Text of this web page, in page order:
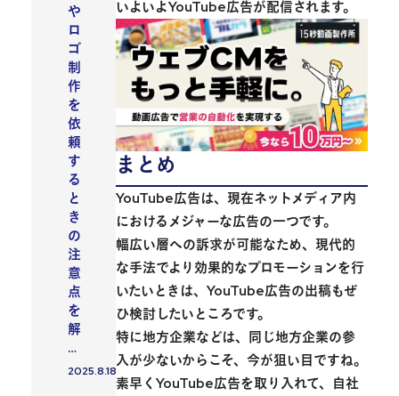
いよいよYouTube広告が配信されます。
まとめ
YouTube広告は、現在ネットメディア内
におけるメジャーな広告の一つです。
幅広い層への訴求が可能なため、現代的
な手法でより効果的なプロモーションを行
いたいときは、YouTube広告の出稿もぜ
ひ検討したいところです。
特に地方企業などは、同じ地方企業の参
入が少ないからこそ、今が狙い目ですね。
素早くYouTube広告を取り入れて、自社
や
ロ
ゴ
制
作
を
依
頼
す
る
と
き
の
注
意
点
を
解
…
投稿日
2025.8.18